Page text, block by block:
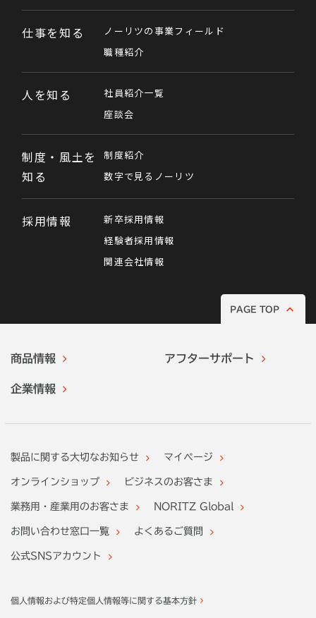
仕事を知る
ノーリツの事業フィールド
職種紹介
人を知る
社員紹介一覧
座談会
制度・風土を
知る
制度紹介
数字で見るノーリツ
採用情報
新卒採用情報
経験者採用情報
関連会社情報
PAGE TOP
商品情報 アフターサポート
企業情報
製品に関する大切なお知らせ マイページ
オンラインショップ ビジネスのお客さま
業務用・産業用のお客さま NORITZ Global
お問い合わせ窓口一覧 よくあるご質問
公式SNSアカウント
個人情報および特定個人情報等に関する基本方針